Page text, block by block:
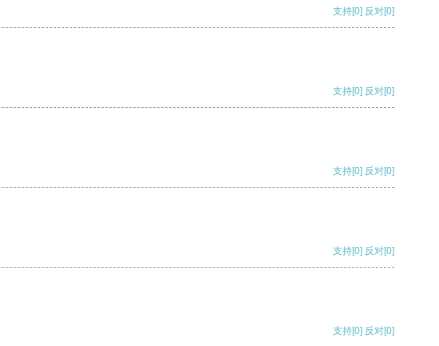
支持[0] 反对[0]
支持[0] 反对[0]
支持[0] 反对[0]
支持[0] 反对[0]
支持[0] 反对[0]